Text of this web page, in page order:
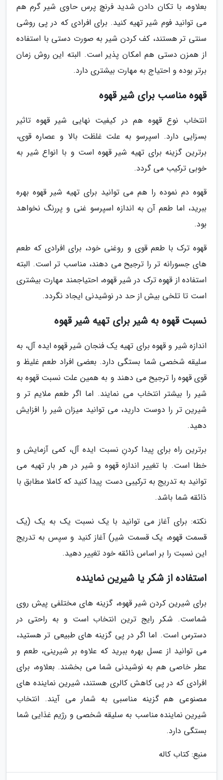
بعلاوه، با تکان دادن شدید فرنچ پرس حاوی شیر گرم هم
می توانید فوم شیر تهیه کنید. برای افرادی که در پی روشی
سنتی تر هستند، کف کردن شیر به صورت دستی با استفاده
از همزن دستی هم امکان پذیر است. البته این روش زمان
برتر بوده و احتیاج به مهارت بیشتری دارد.
قهوه مناسب برای شیر قهوه
انتخاب نوع قهوه هم در کیفیت نهایی شیر قهوه تاثیر
بسزایی دارد. اسپرسو به علت غلظت بالا و عصاره قوی،
برترین گزینه برای تهیه شیر قهوه است و با انواع شیر به
خوبی ترکیب می گردد.
قهوه دم نموده را هم می توانید برای تهیه شیر قهوه بهره
ببرید، اما طعم آن به اندازه اسپرسو غنی و پررنگ نخواهد
بود.
قهوه ترک با طعم قوی و روغنی خود، برای افرادی که طعم
های جسورانه تر را ترجیح می دهند، مناسب تر است. البته
استفاده از قهوه ترک در شیر قهوه، احتیاجمند مهارت بیشتری
است تا تلخی بیش از حد در نوشیدنی ایجاد نگردد.
نسبت قهوه به شیر برای تهیه شیر قهوه
اندازه شیر و قهوه برای تهیه یک فنجان شیر قهوه ایده آل، به
سلیقه شخصی شما بستگی دارد. بعضی افراد طعم غلیظ و
قوی قهوه را ترجیح می دهند و به همین علت نسبت قهوه به
شیر را بیشتر انتخاب می نمایند. اما اگر طعم ملایم تر و
شیرین تر را دوست دارید، می توانید میزان شیر را افزایش
دهید.
برترین راه برای پیدا کردنِ نسبت ایده آل، کمی آزمایش و
خطا است. با تغییر اندازه قهوه و شیر در هر بار تهیه می
توانید به تدریج به ترکیبی دست پیدا کنید که کاملا مطابق با
ذائقه شما باشد.
نکته: برای آغاز می توانید با یک نسبت یک به یک (یک
قسمت قهوه، یک قسمت شیر) آغاز کنید و سپس به تدریج
این نسبت را بر اساس ذائقه خود تغییر دهید.
استفاده از شکر یا شیرین نماینده
برای شیرین کردن شیر قهوه، گزینه های مختلفی پیش روی
شماست. شکر رایج ترین انتخاب است و به راحتی در
دسترس است. اما اگر در پی گزینه های طبیعی تر هستید،
می توانید از عسل بهره ببرید که علاوه بر شیرینی، طعم و
عطر خاصی هم به نوشیدنی شما می بخشند. بعلاوه، برای
افرادی که در پی کاهش کالری هستند، شیرین نماینده های
مصنوعی هم گزینه مناسبی به شمار می آیند. انتخاب
شیرین نماینده مناسب به سلیقه شخصی و رژیم غذایی شما
بستگی دارد.
منبع: کتاب کاله